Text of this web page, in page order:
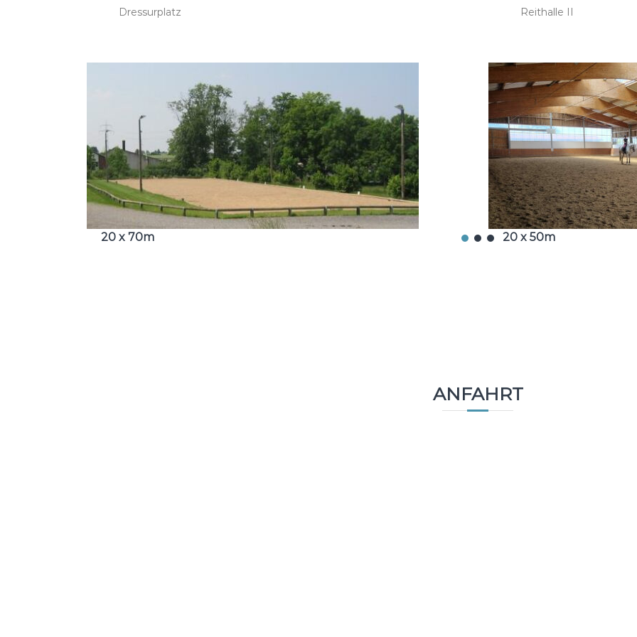
Dressurplatz
20 x 70m
Reithalle II
20 x 50m
ANFAHRT